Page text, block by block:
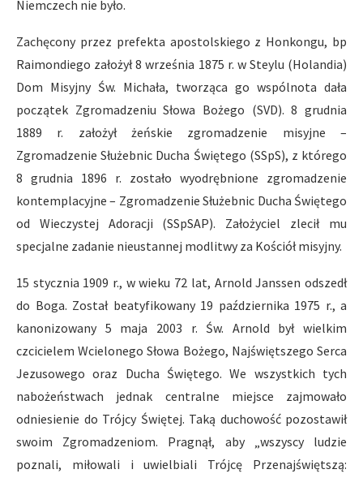
Niemczech nie było.
Zachęcony przez prefekta apostolskiego z Honkongu, bp
Raimondiego założył 8 września 1875 r. w Steylu (Holandia)
Dom Misyjny Św. Michała, tworząca go wspólnota dała
początek Zgromadzeniu Słowa Bożego (SVD). 8 grudnia
1889 r. założył żeńskie zgromadzenie misyjne –
Zgromadzenie Służebnic Ducha Świętego (SSpS), z którego
8 grudnia 1896 r. zostało wyodrębnione zgromadzenie
kontemplacyjne – Zgromadzenie Służebnic Ducha Świętego
od Wieczystej Adoracji (SSpSAP). Założyciel zlecił mu
specjalne zadanie nieustannej modlitwy za Kościół misyjny.
15 stycznia 1909 r., w wieku 72 lat, Arnold Janssen odszedł
do Boga. Został beatyfikowany 19 października 1975 r., a
kanonizowany 5 maja 2003 r. Św. Arnold był wielkim
czcicielem Wcielonego Słowa Bożego, Najświętszego Serca
Jezusowego oraz Ducha Świętego. We wszystkich tych
nabożeństwach jednak centralne miejsce zajmowało
odniesienie do Trójcy Świętej. Taką duchowość pozostawił
swoim Zgromadzeniom. Pragnął, aby „wszyscy ludzie
poznali, miłowali i uwielbiali Trójcę Przenajświętszą: